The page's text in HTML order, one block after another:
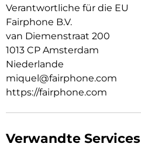
Verantwortliche für die EU
Fairphone B.V.
van Diemenstraat 200
1013 CP Amsterdam
Niederlande
miquel@fairphone.com
https://fairphone.com
Verwandte Services